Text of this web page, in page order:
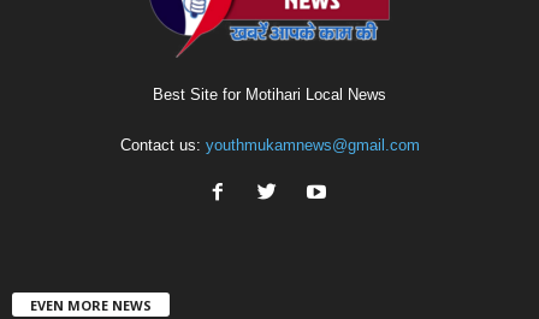
Best Site for Motihari Local News
Contact us: youthmukamnews@gmail.com
EVEN MORE NEWS